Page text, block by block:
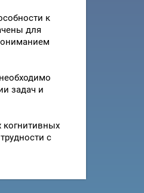
к
для
задач и
когнитивных
с